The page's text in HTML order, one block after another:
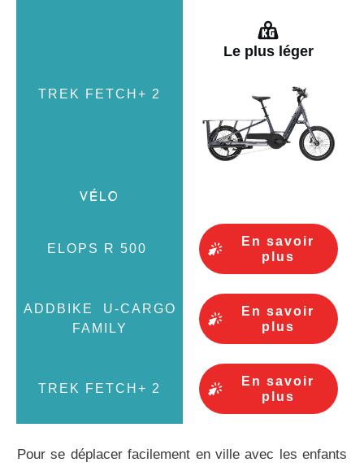
Le plus léger
En savoir
plus
En savoir
plus
En savoir
plus
Pour se déplacer facilement en ville avec les enfants